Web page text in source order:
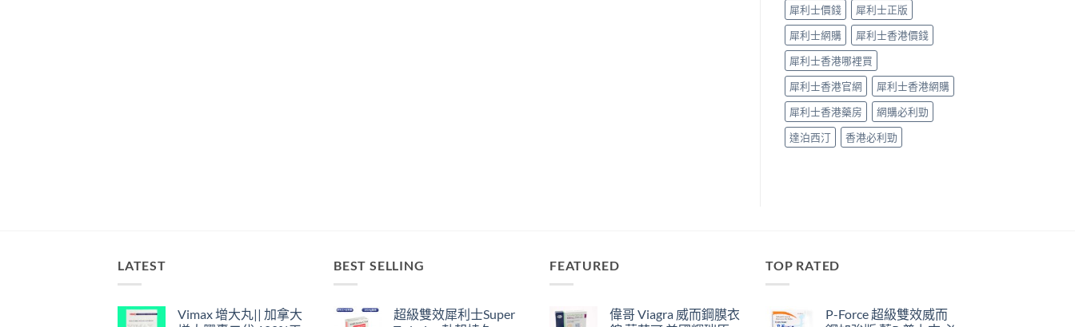
犀利士價錢
犀利士正版
犀利士網購
犀利士香港價錢
犀利士香港哪裡買
犀利士香港官網
犀利士香港網購
犀利士香港藥房
網購必利勁
達泊西汀
香港必利勁
LATEST
Vimax 增大丸|| 加拿大
BEST SELLING
超級雙效犀利士Super
FEATURED
偉哥 Viagra 威而鋼膜衣
TOP RATED
P-Force 超級雙效威而